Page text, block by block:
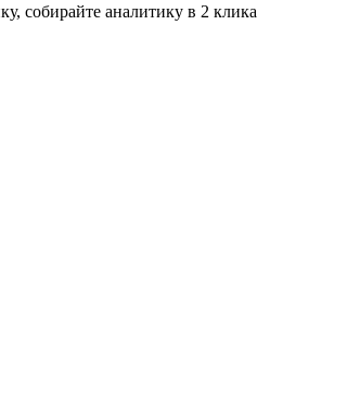
собирайте аналитику в 2 клика